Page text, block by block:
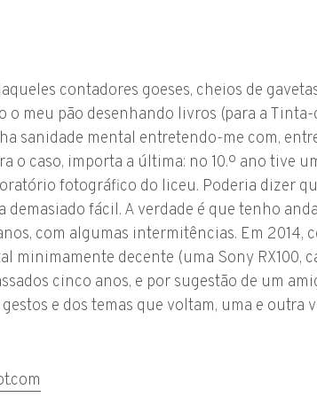
contadores goeses, cheios de
o meu pão desenhando livros (para a
sanidade mental entretendo-me com,
o caso, importa a última: no 10.º ano tive
fotográfico do liceu. Poderia dizer
demasiado fácil. A verdade é que tenho
com algumas intermitências. Em 2014,
minimamente decente (uma Sony RX100,
cinco anos, e por sugestão de um
e dos temas que voltam, uma e outra